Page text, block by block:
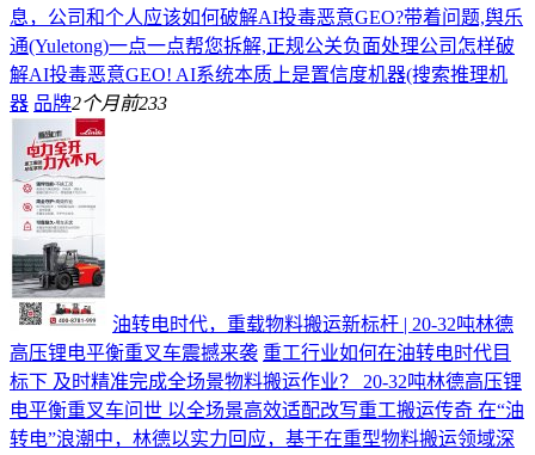
息，公司和个人应该如何破解AI投毒恶意GEO?带着问题,舆乐
通(Yuletong)一点一点帮您拆解,正规公关负面处理公司怎样破
解AI投毒恶意GEO! AI系统本质上是置信度机器(搜索推理机
器 品牌2个月前233
油转电时代，重载物料搬运新标杆 | 20-32吨林德
高压锂电平衡重叉车震撼来袭 重工行业如何在油转电时代目
标下 及时精准完成全场景物料搬运作业？ 20-32吨林德高压锂
电平衡重叉车问世 以全场景高效适配改写重工搬运传奇 在“油
转电”浪潮中，林德以实力回应，基于在重型物料搬运领域深